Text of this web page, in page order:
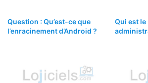
Question : Qu’est-ce que
l’enracinement d’Android ?
Qui est